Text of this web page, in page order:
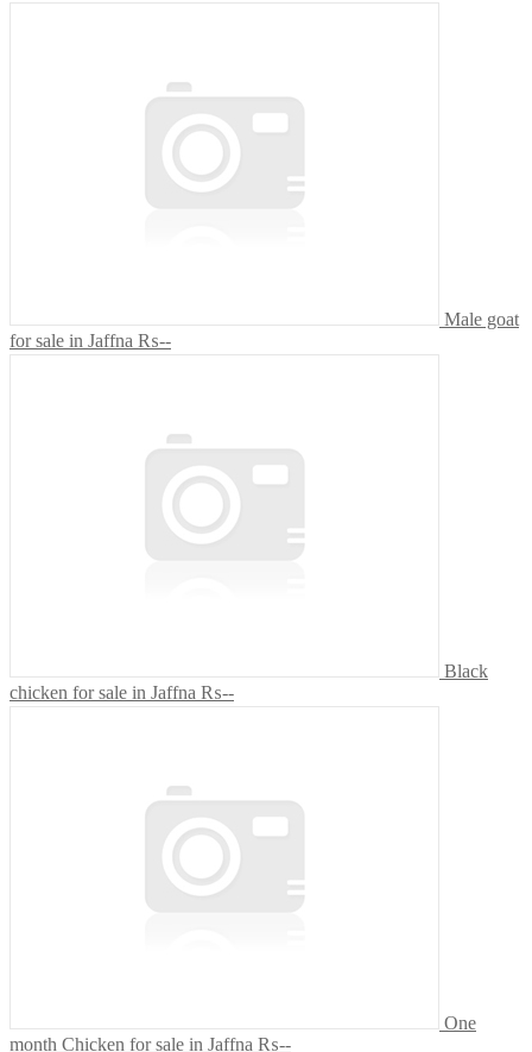
Male goat
for sale in Jaffna ₨--
Black
chicken for sale in Jaffna ₨--
One
month Chicken for sale in Jaffna ₨--